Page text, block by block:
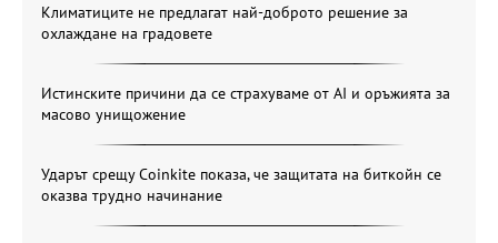
Климатиците не предлагат най-доброто решение за
охлаждане на градовете
Истинските причини да се страхуваме от AI и оръжията за
масово унищожение
Ударът срещу Coinkite показа, че защитата на биткойн се
оказва трудно начинание